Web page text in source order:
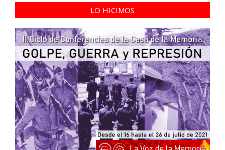
LO HICIMOS